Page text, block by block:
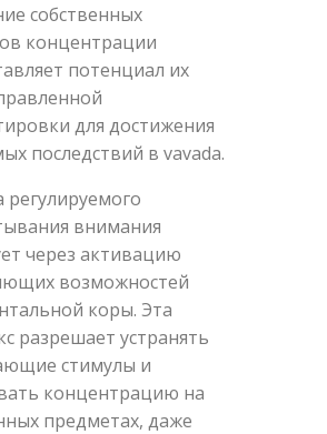
собственных
концентрации
потенциал их
для достижения
последствий в vavada.
регулируемого
внимания
через активацию
возможностей
коры. Эта
разрешает устранять
стимулы и
концентрацию на
предметах, даже